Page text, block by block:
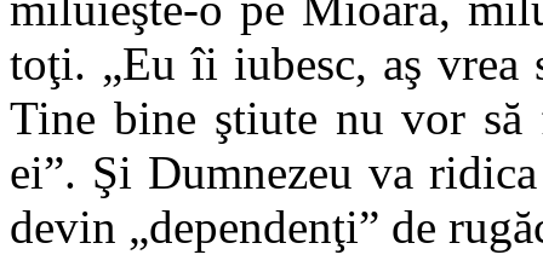
toţi. „Eu îi iubesc, aş
Tine bine ştiute nu vor
ei”. Şi Dumnezeu va
devin „dependenţi” de